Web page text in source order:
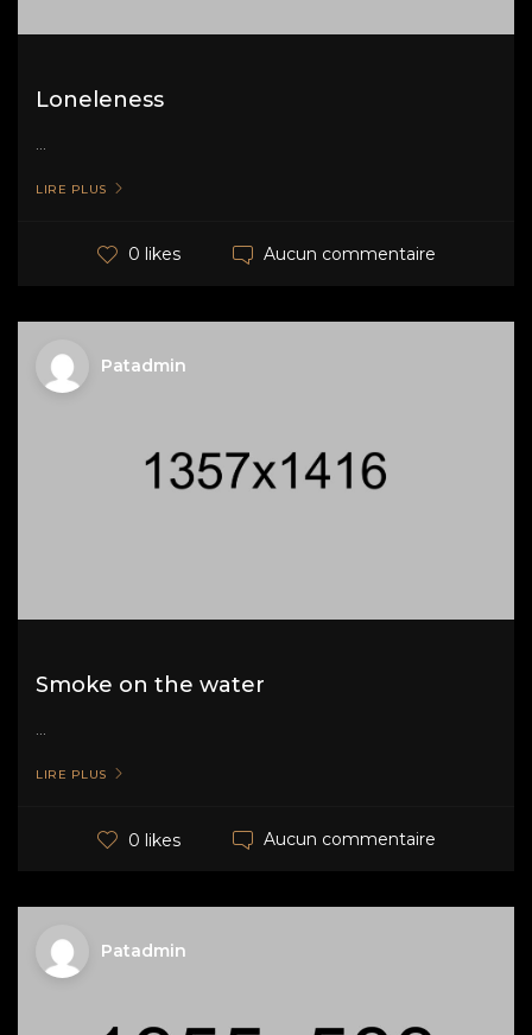
Loneleness
...
LIRE PLUS
0 likes Aucun commentaire
Patadmin
Smoke on the water
...
LIRE PLUS
0 likes Aucun commentaire
Patadmin